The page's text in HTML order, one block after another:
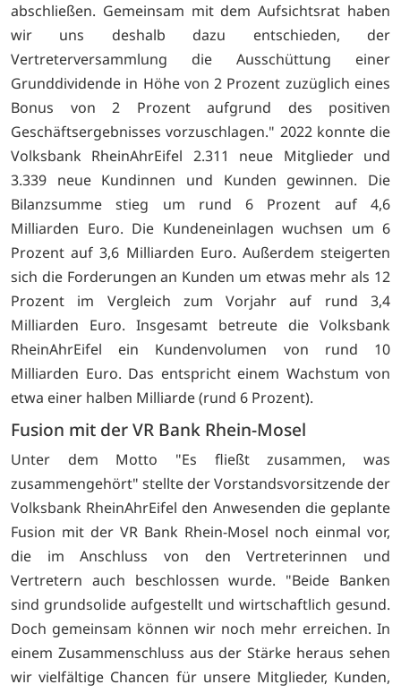
abschließen. Gemeinsam mit dem Aufsichtsrat haben
wir uns deshalb dazu entschieden, der
Vertreterversammlung die Ausschüttung einer
Grunddividende in Höhe von 2 Prozent zuzüglich eines
Bonus von 2 Prozent aufgrund des positiven
Geschäftsergebnisses vorzuschlagen." 2022 konnte die
Volksbank RheinAhrEifel 2.311 neue Mitglieder und
3.339 neue Kundinnen und Kunden gewinnen. Die
Bilanzsumme stieg um rund 6 Prozent auf 4,6
Milliarden Euro. Die Kundeneinlagen wuchsen um 6
Prozent auf 3,6 Milliarden Euro. Außerdem steigerten
sich die Forderungen an Kunden um etwas mehr als 12
Prozent im Vergleich zum Vorjahr auf rund 3,4
Milliarden Euro. Insgesamt betreute die Volksbank
RheinAhrEifel ein Kundenvolumen von rund 10
Milliarden Euro. Das entspricht einem Wachstum von
etwa einer halben Milliarde (rund 6 Prozent).
Fusion mit der VR Bank Rhein-Mosel
Unter dem Motto "Es fließt zusammen, was
zusammengehört" stellte der Vorstandsvorsitzende der
Volksbank RheinAhrEifel den Anwesenden die geplante
Fusion mit der VR Bank Rhein-Mosel noch einmal vor,
die im Anschluss von den Vertreterinnen und
Vertretern auch beschlossen wurde. "Beide Banken
sind grundsolide aufgestellt und wirtschaftlich gesund.
Doch gemeinsam können wir noch mehr erreichen. In
einem Zusammenschluss aus der Stärke heraus sehen
wir vielfältige Chancen für unsere Mitglieder, Kunden,